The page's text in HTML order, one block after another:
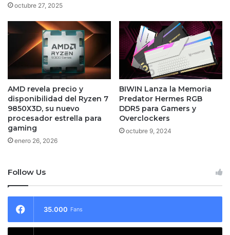
octubre 27, 2025
AMD revela precio y
disponibilidad del Ryzen 7
9850X3D, su nuevo
procesador estrella para
gaming
enero 26, 2026
BIWIN Lanza la Memoria
Predator Hermes RGB
DDR5 para Gamers y
Overclockers
octubre 9, 2024
Follow Us
35.000 Fans